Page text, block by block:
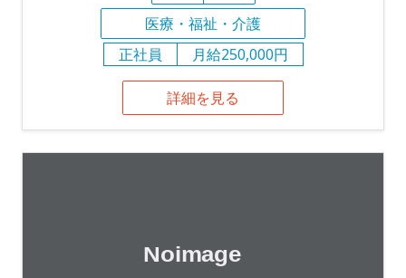
医療・福祉・介護
正社員
月給250,000円
詳細を見る